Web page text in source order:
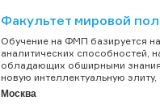
Факультет мировой
Обучение на ФМП базируется
аналитических способностей,
обладающих обширными
новую интеллектуальную
Москва